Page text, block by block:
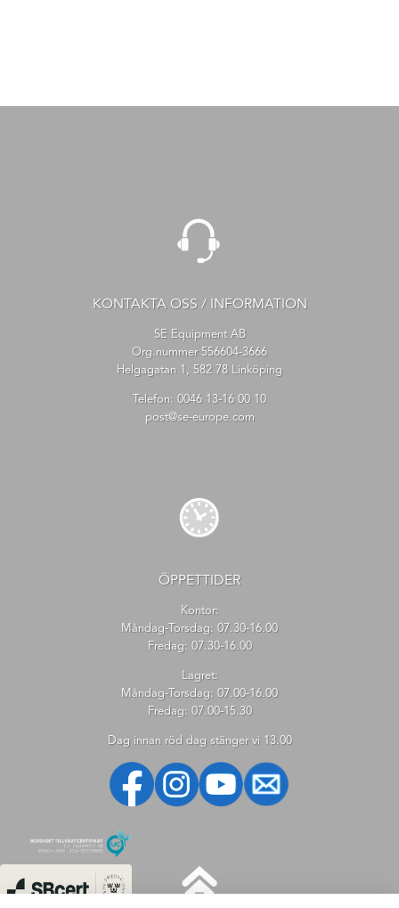
KONTAKTA OSS / INFORMATION
SE Equipment AB
Org.nummer 556604-3666
Helgagatan 1, 582 78 Linköping
Telefon: 0046 13-16 00 10
post@se-europe.com
ÖPPETTIDER
Kontor:
Måndag-Torsdag: 07.30-16.00
Fredag: 07.30-16.00
Lagret:
Måndag-Torsdag: 07.00-16.00
Fredag: 07.00-15.30
Dag innan röd dag stänger vi 13.00